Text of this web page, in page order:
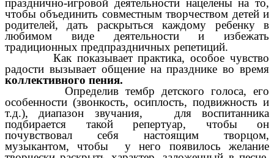
чтобы объединить совместным творчеством детей и
родителей, дать раскрыться каждому ребенку в
любимом виде деятельности и избежать
традиционных предпраздничных репетиций.
Как показывает практика, особое чувство
радости вызывает общение на празднике во время
коллективного пения.
Определив тембр детского голоса, его
особенности (звонкость, осиплость, подвижность и
т.д.), диапазон звучания, для воспитанника
подбирается такой репертуар, чтобы он
почувствовал себя настоящим творцом,
музыкантом, чтобы у него появилось желание